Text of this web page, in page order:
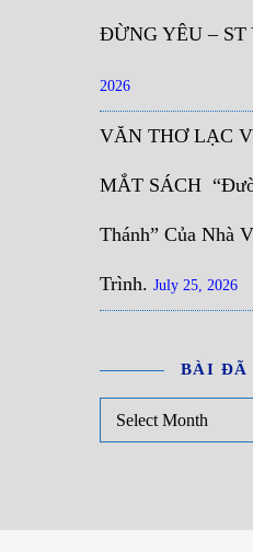
ĐỪNG YÊU – ST
2026
VĂN THƠ LẠC
MẮT SÁCH
Thánh” Của Nhà
Trình. July 25, 2026
BÀI ĐÃ